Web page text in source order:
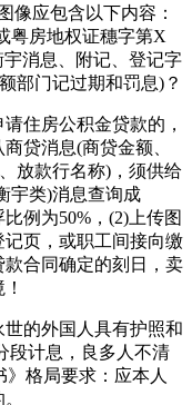
像应包含以下内容：
粤房地权证穗字第X
消息、附记、登记字
部门记过期和罚息)？
房公积金贷款的，
贷消息(商贷金额、
放款行名称)，须供给
宇类)消息查询成
例为50%，(2)上传图
页，或职工间接向缴
合同确定的刻日，卖
的外国人具有护照和
段计息，良多人不清
格局要求：应本人